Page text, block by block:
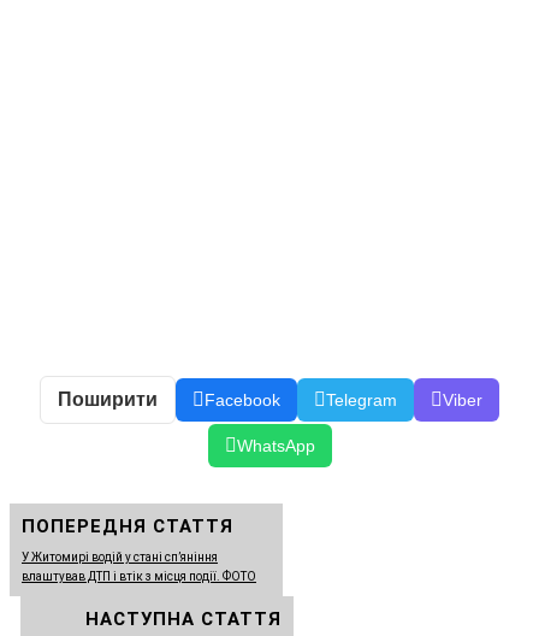
Поширити Facebook Telegram Viber
WhatsApp
ПОПЕРЕДНЯ СТАТТЯ
У Житомирі водій у стані сп’яніння
влаштував ДТП і втік з місця події. ФОТО
НАСТУПНА СТАТТЯ